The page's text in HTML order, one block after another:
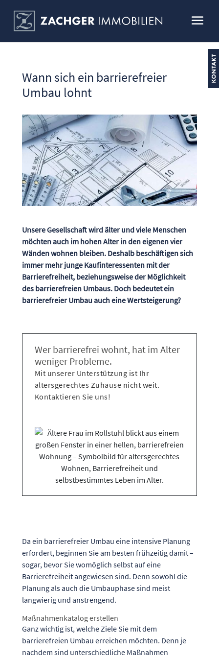
Wann sich ein barrierefreier
Umbau lohnt
Unsere Gesellschaft wird älter und viele Menschen
möchten auch im hohen Alter in den eigenen vier
Wänden wohnen bleiben. Deshalb beschäftigen sich
immer mehr junge Kaufinteressenten mit der
Barrierefreiheit, beziehungsweise der Möglichkeit
des barrierefreien Umbaus. Doch bedeutet ein
barrierefreier Umbau auch eine Wertsteigerung?
Wer barrierefrei wohnt, hat im Alter
weniger Probleme.
Mit unserer Unterstützung ist Ihr
altersgerechtes Zuhause nicht weit.
Kontaktieren Sie uns!
Da ein barrierefreier Umbau eine intensive Planung
erfordert, beginnen Sie am besten frühzeitig damit –
sogar, bevor Sie womöglich selbst auf eine
Barrierefreiheit angewiesen sind. Denn sowohl die
Planung als auch die Umbauphase sind meist
langwierig und anstrengend.
Maßnahmenkatalog erstellen
Ganz wichtig ist, welche Ziele Sie mit dem
barrierefreien Umbau erreichen möchten. Denn je
nachdem sind unterschiedliche Maßnahmen